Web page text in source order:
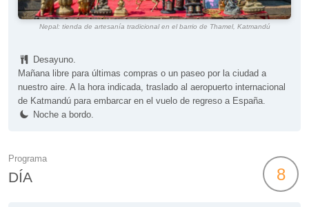
Nepal: tienda de artesanía tradicional en el barrio de Thamel, Katmandú
Desayuno.
Mañana libre para últimas compras o un paseo por la ciudad a
nuestro aire. A la hora indicada, traslado al aeropuerto internacional
de Katmandú para embarcar en el vuelo de regreso a España.
Noche a bordo.
Programa
DÍA 8